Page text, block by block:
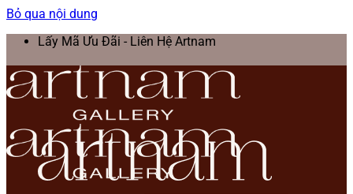
Bỏ qua nội dung
Lấy Mã Ưu Đãi - Liên Hệ Artnam